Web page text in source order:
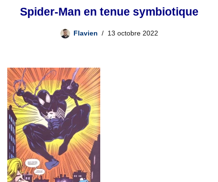
Spider-Man en tenue symbiotique
Flavien 13 octobre 2022